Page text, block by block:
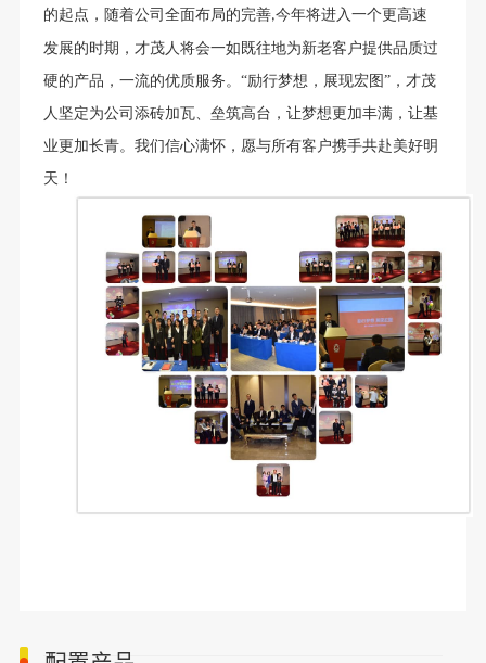
的起点，随着公司全面布局的完善,今年将进入一个更高速
发展的时期，才茂人将会一如既往地为新老客户提供品质过
硬的产品，一流的优质服务。“励行梦想，展现宏图”，才茂
人坚定为公司添砖加瓦、垒筑高台，让梦想更加丰满，让基
业更加长青。我们信心满怀，愿与所有客户携手共赴美好明
天！